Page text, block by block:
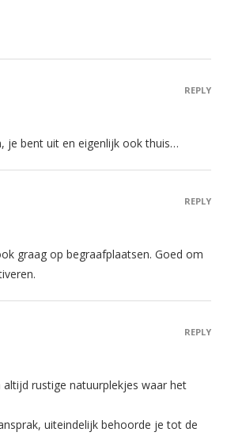
je bent uit en eigenlijk ook thuis…
REPLY
graag op begraafplaatsen. Goed om
REPLY
rustige natuurplekjes waar het
uiteindelijk behoorde je tot de
REPLY